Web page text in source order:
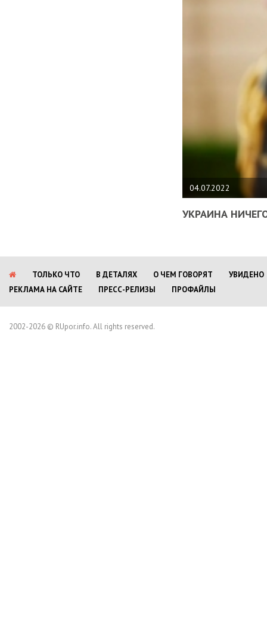
04.07.2022
УКРАИНА
ТОЛЬКО ЧТО В ДЕТАЛЯХ О ЧЕМ ГОВОРЯТ
УВИДЕНО
РЕКЛАМА НА САЙТЕ
ПРЕСС-РЕЛИЗЫ ПРОФАЙЛЫ
2002-2026 © RUpor.info. All rights reserved.